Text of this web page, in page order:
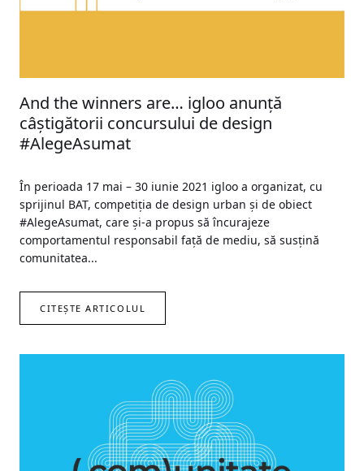
And the winners are… igloo anunță
câștigătorii concursului de design
#AlegeAsumat
În perioada 17 mai – 30 iunie 2021 igloo a organizat, cu
sprijinul BAT, competiția de design urban și de obiect
#AlegeAsumat, care și-a propus să încurajeze
comportamentul responsabil față de mediu, să susțină
comunitatea...
CITEȘTE ARTICOLUL